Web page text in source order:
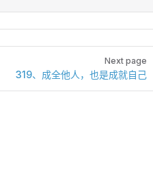
Next page
319、成全他人，也是成就自己